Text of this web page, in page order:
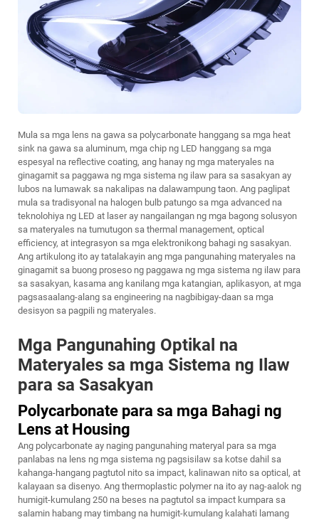
Mula sa mga lens na gawa sa polycarbonate hanggang sa mga heat
sink na gawa sa aluminum, mga chip ng LED hanggang sa mga
espesyal na reflective coating, ang hanay ng mga materyales na
ginagamit sa paggawa ng mga sistema ng ilaw para sa sasakyan ay
lubos na lumawak sa nakalipas na dalawampung taon. Ang paglipat
mula sa tradisyonal na halogen bulb patungo sa mga advanced na
teknolohiya ng LED at laser ay nangailangan ng mga bagong solusyon
sa materyales na tumutugon sa thermal management, optical
efficiency, at integrasyon sa mga elektronikong bahagi ng sasakyan.
Ang artikulong ito ay tatalakayin ang mga pangunahing materyales na
ginagamit sa buong proseso ng paggawa ng mga sistema ng ilaw para
sa sasakyan, kasama ang kanilang mga katangian, aplikasyon, at mga
pagsasaalang-alang sa engineering na nagbibigay-daan sa mga
desisyon sa pagpili ng materyales.
Mga Pangunahing Optikal na
Materyales sa mga Sistema ng Ilaw
para sa Sasakyan
Polycarbonate para sa mga Bahagi ng
Lens at Housing
Ang polycarbonate ay naging pangunahing materyal para sa mga
panlabas na lens ng mga sistema ng pagsisilaw sa kotse dahil sa
kahanga-hangang pagtutol nito sa impact, kalinawan nito sa optical, at
kalayaan sa disenyo. Ang thermoplastic polymer na ito ay nag-aalok ng
humigit-kumulang 250 na beses na pagtutol sa impact kumpara sa
salamin habang may timbang na humigit-kumulang kalahati lamang